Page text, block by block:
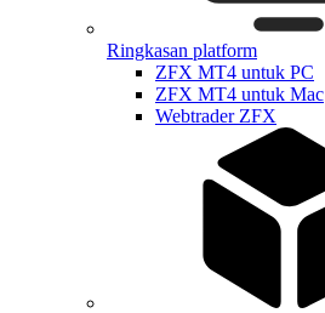
Ringkasan platform
ZFX MT4 untuk PC
ZFX MT4 untuk Mac
Webtrader ZFX